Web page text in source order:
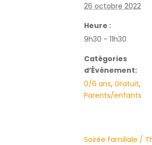
26 octobre 2022
Heure :
9h30 - 11h30
Catégories
d’Évènement:
0/6 ans, Gratuit,
Parents/enfants
Soirée familiale /